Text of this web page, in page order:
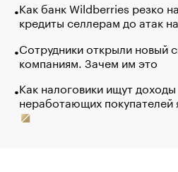
Как банк Wildberries резко
кредиты селлерам до атак
Сотрудники открыли новый
компаниям. Зачем им это
Как налоговики ищут доходы
неработающих покупателей